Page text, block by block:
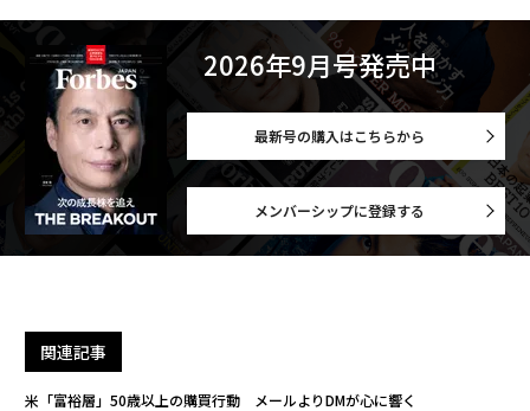
2026年9月号発売中
最新号の購入はこちらから
メンバーシップに登録する
関連記事
米「富裕層」50歳以上の購買行動 メールよりDMが心に響く